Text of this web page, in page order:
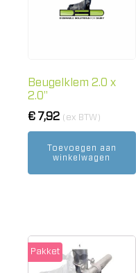
Beugelklem 2.0 x
2.0"
€ 7,92 (ex BTW)
Toevoegen aan
winkelwagen
Pakket